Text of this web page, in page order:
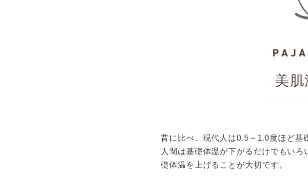
美肌
昔に比べ、現代人は0.5～1.0度ほど基
人間は基礎体温が下がるだけでもい
礎体温を上げることが大切です。